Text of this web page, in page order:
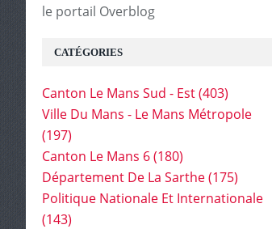
le portail Overblog
CATÉGORIES
Canton Le Mans Sud - Est(403)
Ville Du Mans - Le Mans Métropole
(197)
Canton Le Mans 6(180)
Département De La Sarthe(175)
Politique Nationale Et Internationale
(143)